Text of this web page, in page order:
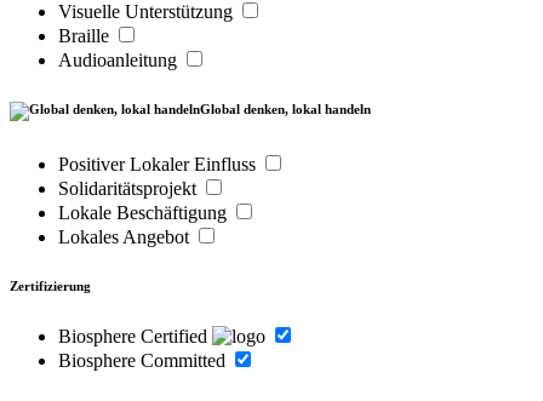
Visuelle Unterstützung
Braille
Audioanleitung
Global denken, lokal handeln
Positiver Lokaler Einfluss
Solidaritätsprojekt
Lokale Beschäftigung
Lokales Angebot
Zertifizierung
Biosphere Certified
Biosphere Committed